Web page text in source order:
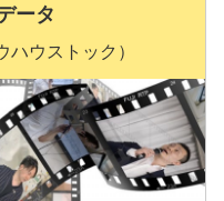
ータ
ウストック）